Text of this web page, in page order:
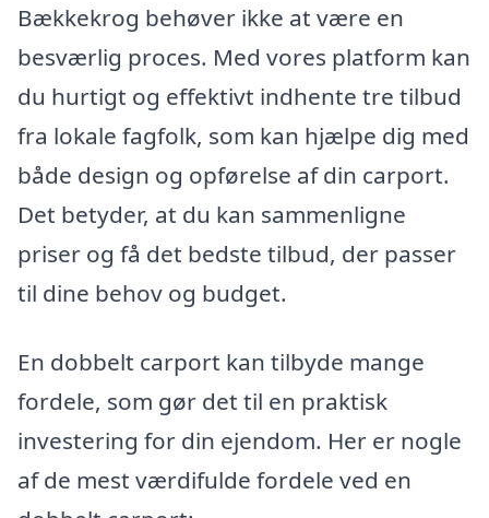
Bækkekrog behøver ikke at være en
besværlig proces. Med vores platform kan
du hurtigt og effektivt indhente tre tilbud
fra lokale fagfolk, som kan hjælpe dig med
både design og opførelse af din carport.
Det betyder, at du kan sammenligne
priser og få det bedste tilbud, der passer
til dine behov og budget.
En dobbelt carport kan tilbyde mange
fordele, som gør det til en praktisk
investering for din ejendom. Her er nogle
af de mest værdifulde fordele ved en